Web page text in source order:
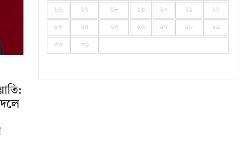
১৬ ১৭ ১৮ ১৯ ২০ ২১ ২২
২৩ ২৪ ২৫ ২৬ ২৭ ২৮ ২৯
৩০ ৩১